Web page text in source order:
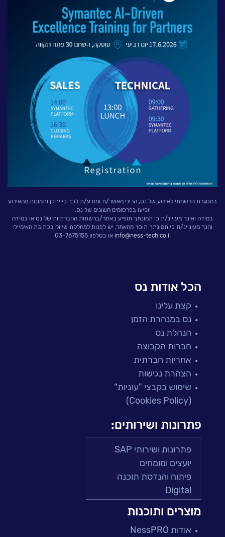
אירועים וכנסים
פודקאסט
וובינרים מומלצים
דברו איתנו
במסגרת הרשמתי לאירוע של נס, הריני מאשר/ת ומודע/ת לכך כי יתכן ותמונות מהאירוע
יופיעו בפרסומים השונים של נס.
במידה ואינך מעויינ/ת כי תמונתך תופיע באתר/ברשתות החברתיות של נס או במידה
והנך מעוניינ/ת כי תמונתך תוסר מהאתר, יש לפנות למחלקת שיווק בכתובת האימייל:
info@ness-tech.co.il או בטלפון 03-7675155
הכל אודות נס
קצת עלינו
נס במנהרת הזמן
הנהלת נס
חברות הקבוצה
אחריות חברתית
הצהרת נגישות
שימוש בקבצי "עוגיות“
(Cookies Policy)
פתרונות ושירותים:
פתרונות ושירותי SAP
יועצים ומומחים
פיתוח והנדסת תוכנה
Digital
פתרונות למגזר הפיננסי
מיקור חוץ ושירותים מנוהלים
מוצרים ותוכנות
אודות NessPRO